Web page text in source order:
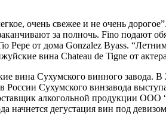
очень свежее и не очень
за полночь. Fino подают
от дома Gonzalez Byass.
вина Chateau de Tigne от
вина Сухумского винного завода.
Сухумского винзавода
алкогольной продукции
начнется дегустация вин под